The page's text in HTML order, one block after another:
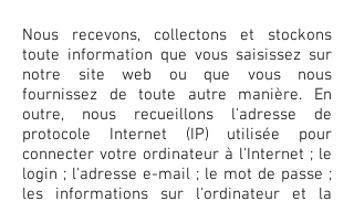
Nous recevons, collectons et stockons
toute information que vous saisissez sur
notre site web ou que vous nous
fournissez de toute autre manière. En
outre, nous recueillons l'adresse de
protocole Internet (IP) utilisée pour
connecter votre ordinateur à l'Internet ; le
login ; l'adresse e-mail ; le mot de passe ;
les informations sur l'ordinateur et la